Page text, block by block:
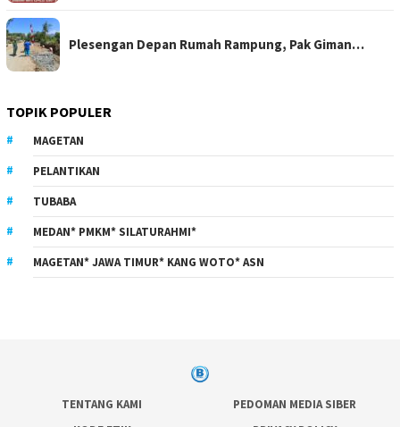
Plesengan Depan Rumah Rampung, Pak Giman…
TOPIK POPULER
MAGETAN
PELANTIKAN
TUBABA
MEDAN* PMKM* SILATURAHMI*
MAGETAN* JAWA TIMUR* KANG WOTO* ASN
TENTANG KAMI
PEDOMAN MEDIA SIBER